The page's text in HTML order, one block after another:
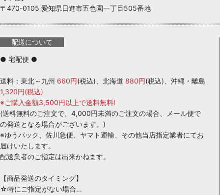
〒470-0105 愛知県日進市五色園一丁目505番地
配送について
● 宅配便 ●
送料：東北～九州 660円(税込)、北海道 880円(税込)、沖縄・離島
1,320円(税込)
※ご購入金額3,500円以上で送料無料!
(送料無料のご注文で、4,000円未満のご注文の場合、メール便で
の発送となる場合がございます。)
※ゆうパック、佐川急便、ヤマト運輸、その他当店指定業者にてお
届けいたします。
配送業者のご指定は出来かねます。
【商品発送のタイミング】
☆特にご指定がない場合…